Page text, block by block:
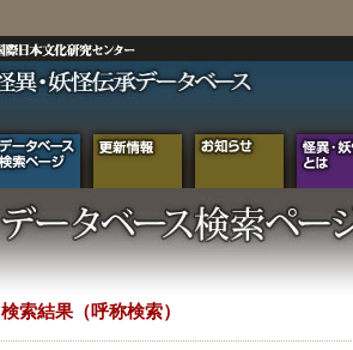
検索結果（呼称検索）